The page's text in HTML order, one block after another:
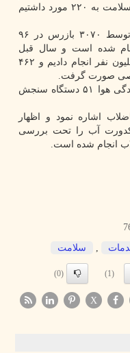
سلامت به ۲۲۰ مورد داشتیم
او افزود: بازرسی بهداشت حرفه ای توسط ۳۰۷۰ بازرس در ۹۶
شده است و سال قبل
معاینات سلامت شغلی برای حدود ۲ میلیون نفر انجام دادیم و ۴۶۲
جندقی اشاره کرد: در حوزه سنجش آلودگی هوا ۵۱ دستگاه سنجش
اشاره نمود و اظهار
آب را تحت بررسی
انجام شده است.
, سلامت
(1)
(0)
X